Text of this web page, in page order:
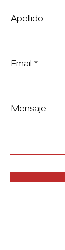
Apellido
Email
Mensaje